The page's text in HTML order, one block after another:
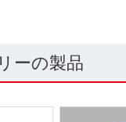
ーの製品